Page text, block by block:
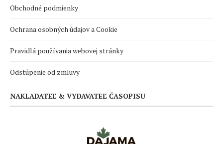
Obchodné podmienky
Ochrana osobných údajov a Cookie
Pravidlá používania webovej stránky
Odstúpenie od zmluvy
NAKLADATEĽ & VYDAVATEĽ ČASOPISU